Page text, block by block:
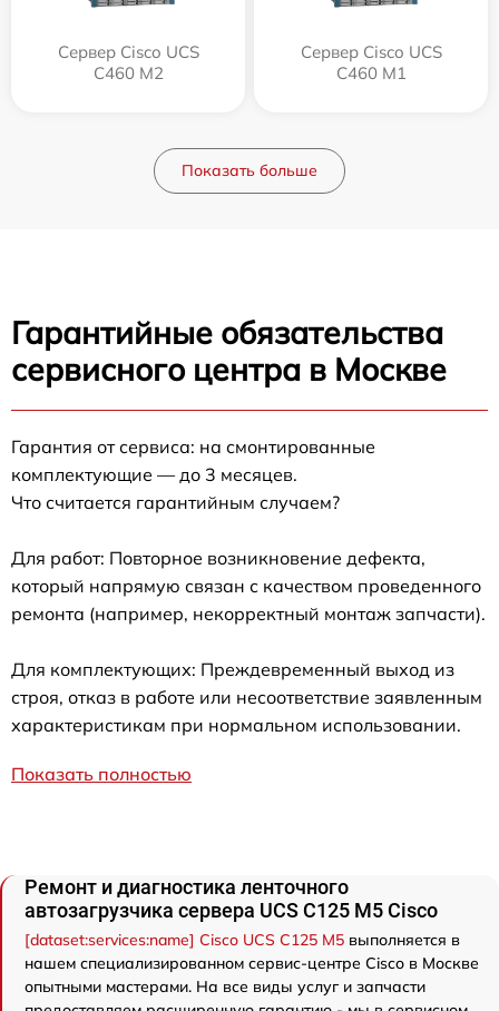
Сервер Cisco UCS
C460 M2
Сервер Cisco UCS
C460 M1
Показать больше
Гарантийные обязательства
сервисного центра в Москве
Гарантия от сервиса: на смонтированные
комплектующие — до 3 месяцев.
Что считается гарантийным случаем?
Для работ: Повторное возникновение дефекта,
который напрямую связан с качеством проведенного
ремонта (например, некорректный монтаж запчасти).
Для комплектующих: Преждевременный выход из
строя, отказ в работе или несоответствие заявленным
характеристикам при нормальном использовании.
Показать полностью
Ремонт и диагностика ленточного
автозагрузчика сервера UCS C125 M5 Cisco
[dataset:services:name] Cisco UCS C125 M5 выполняется в
нашем специализированном сервис-центре Cisco в Москве
опытными мастерами. На все виды услуг и запчасти